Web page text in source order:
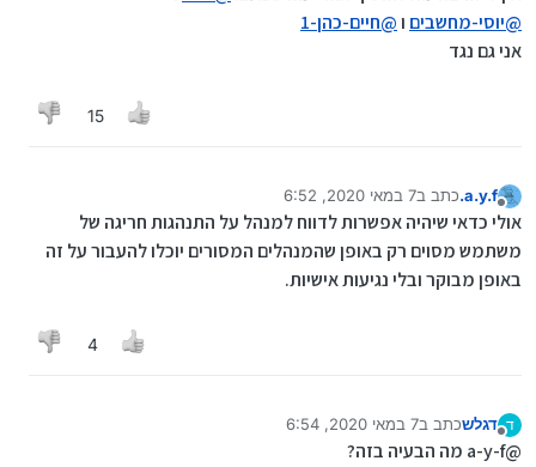
@יוסי-מחשבים ו@חיים-כהן-1
אני גם נגד
15
מנותק
a.y.f. כתב ב7 במאי 2020, 6:52
נערך לאחרונה על ידי
אולי כדאי שיהיה אפשרות לדווח למנהל על התנהגות חריגה של
משתמש מסוים רק באופן שהמנהלים המסורים יוכלו להעבור על זה
באופן מבוקר ובלי נגיעות אישיות.
4
ד
מנותק
דגלשכתב ב7 במאי 2020, 6:54
נערך לאחרונה על ידי
@a-y-f מה הבעיה בזה?